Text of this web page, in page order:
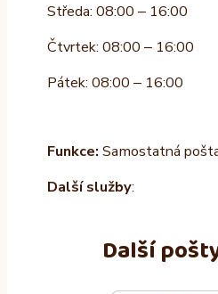
Středa: 08:00 – 16:00
Čtvrtek: 08:00 – 16:00
Pátek: 08:00 – 16:00
Funkce: Samostatná
Další služby:
Další